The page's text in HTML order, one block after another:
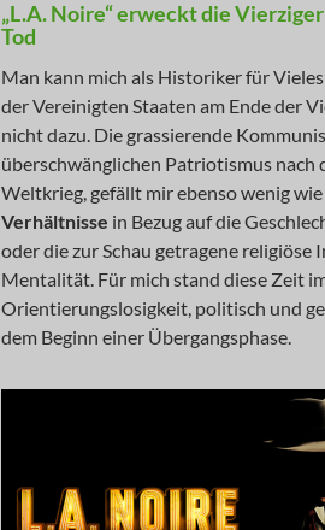
„L.A. Noire“ erweckt die
Tod
Man kann mich als Historiker für
der Vereinigten Staaten am Ende der
nicht dazu. Die grassierende
überschwänglichen Patriotismus nach
Weltkrieg, gefällt mir ebenso wenig
Verhältnisse in Bezug auf die
oder die zur Schau getragene
Mentalität. Für mich stand diese Zeit
Orientierungslosigkeit, politisch und
dem Beginn einer Übergangsphase.